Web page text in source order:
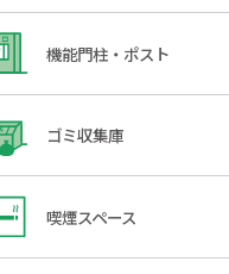
機能門柱・ポスト
ゴミ収集庫
喫煙スペース